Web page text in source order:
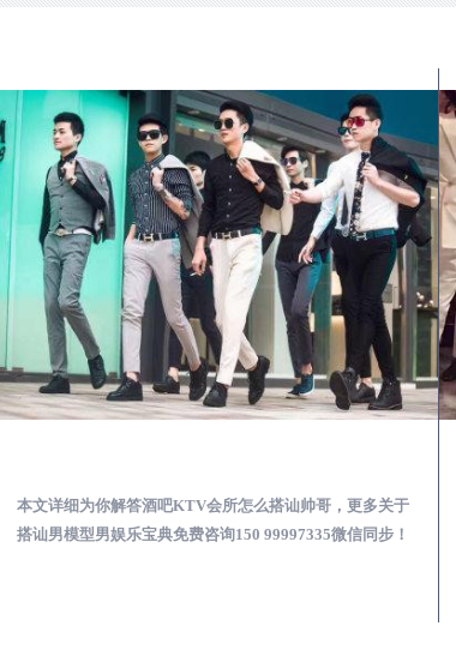
本文详细为你解答酒吧KTV会所怎么搭讪帅哥，更多关于
搭讪男模型男娱乐宝典免费咨询150 99997335微信同步！